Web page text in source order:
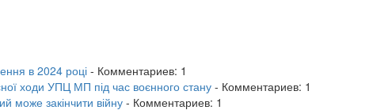
в 2024 році - Комментариев: 1
ходи УПЦ МП під час воєнного стану - Комментариев: 1
може закінчити війну - Комментариев: 1